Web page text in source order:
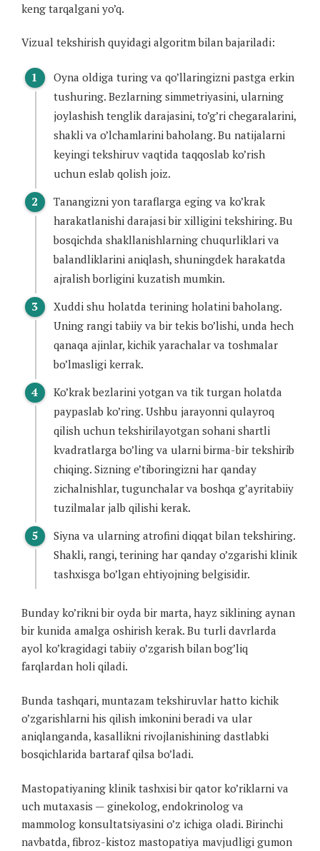
keng tarqalgani yo’q.
Vizual tekshirish quyidagi algoritm bilan bajariladi:
Oyna oldiga turing va qo’llaringizni pastga erkin
tushuring. Bezlarning simmetriyasini, ularning
joylashish tenglik darajasini, to’g’ri chegaralarini,
shakli va o’lchamlarini baholang. Bu natijalarni
keyingi tekshiruv vaqtida taqqoslab ko’rish
uchun eslab qolish joiz.
Tanangizni yon taraflarga eging va ko’krak
harakatlanishi darajasi bir xilligini tekshiring. Bu
bosqichda shakllanishlarning chuqurliklari va
balandliklarini aniqlash, shuningdek harakatda
ajralish borligini kuzatish mumkin.
Xuddi shu holatda terining holatini baholang.
Uning rangi tabiiy va bir tekis bo’lishi, unda hech
qanaqa ajinlar, kichik yarachalar va toshmalar
bo’lmasligi kerrak.
Ko’krak bezlarini yotgan va tik turgan holatda
paypaslab ko’ring. Ushbu jarayonni qulayroq
qilish uchun tekshirilayotgan sohani shartli
kvadratlarga bo’ling va ularni birma-bir tekshirib
chiqing. Sizning e’tiboringizni har qanday
zichalnishlar, tugunchalar va boshqa g’ayritabiiy
tuzilmalar jalb qilishi kerak.
Siyna va ularning atrofini diqqat bilan tekshiring.
Shakli, rangi, terining har qanday o’zgarishi klinik
tashxisga bo’lgan ehtiyojning belgisidir.
Bunday ko’rikni bir oyda bir marta, hayz siklining aynan
bir kunida amalga oshirish kerak. Bu turli davrlarda
ayol ko’kragidagi tabiiy o’zgarish bilan bog’liq
farqlardan holi qiladi.
Bunda tashqari, muntazam tekshiruvlar hatto kichik
o’zgarishlarni his qilish imkonini beradi va ular
aniqlanganda, kasallikni rivojlanishining dastlabki
bosqichlarida bartaraf qilsa bo’ladi.
Mastopatiyaning klinik tashxisi bir qator ko’riklarni va
uch mutaxasis — ginekolog, endokrinolog va
mammolog konsultatsiyasini o’z ichiga oladi. Birinchi
navbatda, fibroz-kistoz mastopatiya mavjudligi gumon